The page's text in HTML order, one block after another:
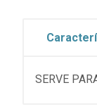
SERVE